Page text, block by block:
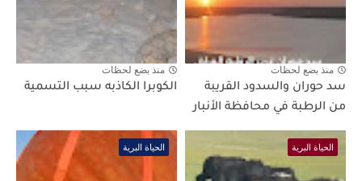
منذ بضع لحظات
سد حوران والسدود القريبة
من الرطبة في محافظة الأنبار
منذ بضع لحظات
الكوبرا الكاذبه سبب التسمية
الحياة البرية الحياة البرية